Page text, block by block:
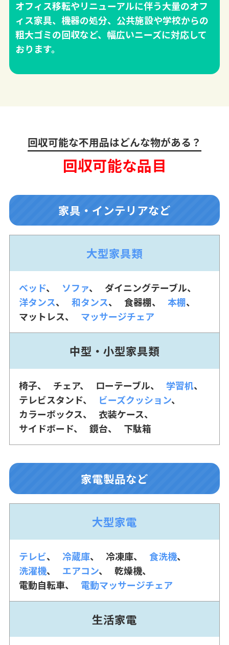
オフィス移転やリニューアルに伴う大量のオフ
ィス家具、機器の処分、公共施設や学校からの
粗大ゴミの回収など、幅広いニーズに対応して
おります。
回収可能な不用品はどんな物がある？
回収可能な品目
家具・インテリアなど
大型家具類
ベッド ソファ
ダイニングテーブル
洋タンス
和タンス 食器棚
本棚
マットレス
マッサージチェア
中型・小型家具類
椅子 チェア ローテーブル
学習机
テレビスタンド
ビーズクッション
カラーボックス
衣装ケース
サイドボード
鏡台 下駄箱
家電製品など
大型家電
テレビ 冷蔵庫 冷凍庫
食洗機
洗濯機
エアコン
乾燥機
電動自転車
電動マッサージチェア
生活家電